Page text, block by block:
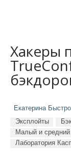
Хакеры
Екатерина
Эксплойты
Малый и средний
Лаборатория